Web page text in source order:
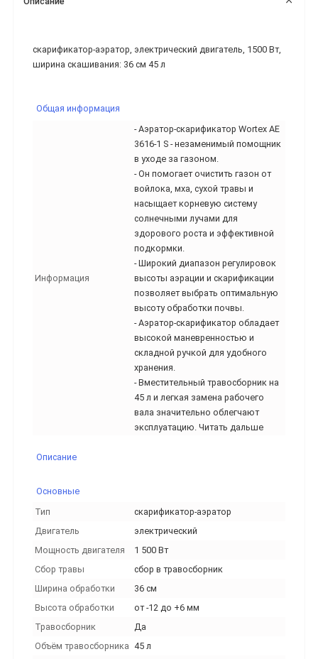
скарификатор-аэратор, электрический двигатель, 1500 Вт,
ширина скашивания: 36 см 45 л
Общая информация
Информация
- Аэратор-скарификатор Wortex AE
3616-1 S - незаменимый помощник
в уходе за газоном.
- Он помогает очистить газон от
войлока, мха, сухой травы и
насыщает корневую систему
солнечными лучами для
здорового роста и эффективной
подкормки.
- Широкий диапазон регулировок
высоты аэрации и скарификации
позволяет выбрать оптимальную
высоту обработки почвы.
- Аэратор-скарификатор обладает
высокой маневренностью и
складной ручкой для удобного
хранения.
- Вместительный травосборник на
45 л и легкая замена рабочего
вала значительно облегчают
эксплуатацию. Читать дальше
Описание
Основные
Тип
скарификатор-аэратор
Двигатель
электрический
Мощность двигателя
1 500 Вт
Сбор травы
сбор в травосборник
Ширина обработки
36 см
Высота обработки
от -12 до +6 мм
Травосборник
Да
Объём травосборника 45 л